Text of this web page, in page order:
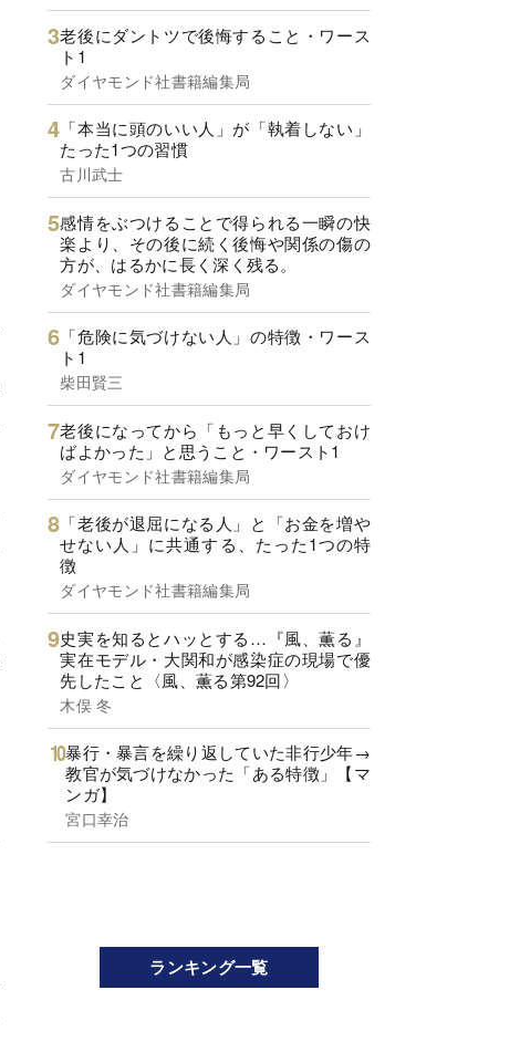
老後にダントツで後悔すること・ワース
ト1
ダイヤモンド社書籍編集局
「本当に頭のいい人」が「執着しない」
たった1つの習慣
古川武士
感情をぶつけることで得られる一瞬の快
楽より、その後に続く後悔や関係の傷の
方が、はるかに長く深く残る。
ダイヤモンド社書籍編集局
「危険に気づけない人」の特徴・ワース
ト1
柴田賢三
老後になってから「もっと早くしておけ
ばよかった」と思うこと・ワースト1
ダイヤモンド社書籍編集局
「老後が退屈になる人」と「お金を増や
せない人」に共通する、たった1つの特
徴
ダイヤモンド社書籍編集局
史実を知るとハッとする…『風、薫る』
実在モデル・大関和が感染症の現場で優
先したこと〈風、薫る第92回〉
木俣 冬
暴行・暴言を繰り返していた非行少年→
教官が気づけなかった「ある特徴」【マ
ンガ】
宮口幸治
ランキング一覧